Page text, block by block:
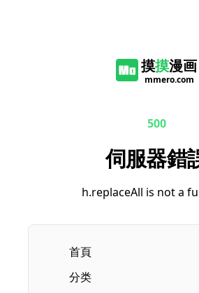
摸摸漫画
mmero.com
500
伺服器錯
h.replaceAll is not a
首頁
分类